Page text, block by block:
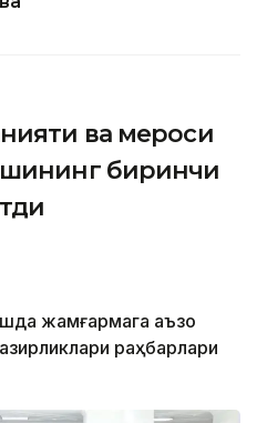
ва мероси
биринчи
жамғармага аъзо
раҳбарлари